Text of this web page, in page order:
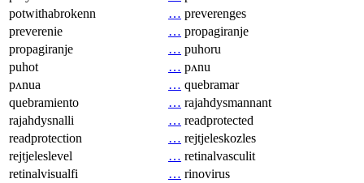
potwithabrokenn
… preverenges
preverenie
… propagiranje
propagiranje
… puhoru
puhot
… pʌnu
pʌnua
… quebramar
quebramiento
… rajahdysmannant
rajahdysnalli
… readprotected
readprotection
… rejtjeleskozles
rejtjeleslevel
… retinalvasculit
retinalvisualfi
… rinovirus